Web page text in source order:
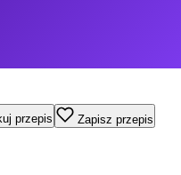
przepis Zapisz przepis